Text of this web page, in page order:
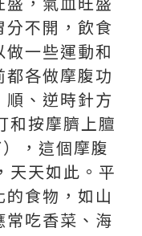
分不開，飲食
一些運動和
各做摩腹功
順、逆時針方
和按摩臍上膻
，這個摩腹
天天如此。平
食物，如山
吃香菜、海